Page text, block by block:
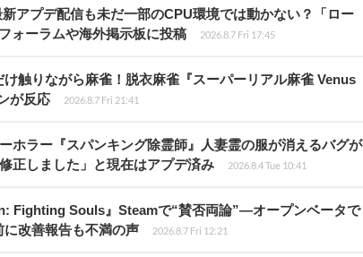
アプデ配信も未だ一部のCPU環境では動かない？「ロー
ォーラムや海外掲示板に投稿
2026.8.7 Fri 17:45
触りながら麻雀！脱衣麻雀『スーパーリアル麻雀 Venus
が反応
2026.8.7 Fri 21:41
ホラー『スパンキング除霊師』人妻霊の服が消えるバグが
正しました」と現在はアプデ済み
2026.8.4 Tue 10:41
Fighting Souls』Steamで“賛否両論”―オープンベータで
改善報告も不満の声
2026.8.7 Fri 12:21